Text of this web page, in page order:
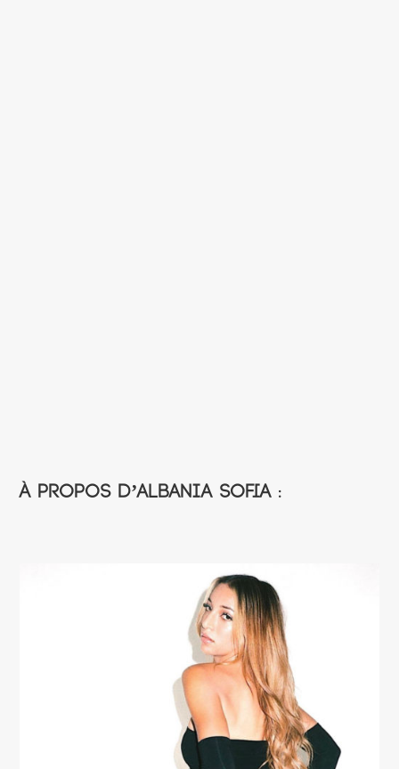
À propos d’Albania Sofia :